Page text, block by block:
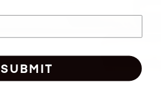
SUBMIT